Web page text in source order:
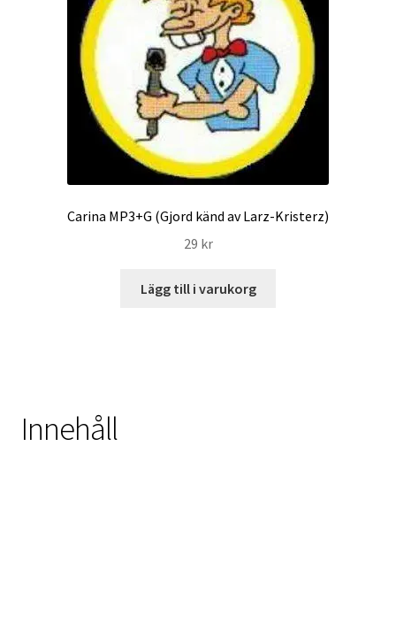
Carina MP3+G (Gjord känd av Larz-Kristerz)
29 kr
Lägg till i varukorg
Innehåll